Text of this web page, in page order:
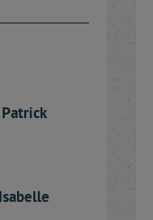
Patrick
Isabelle